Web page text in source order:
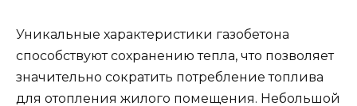
Уникальные характеристики газобетона
способствуют сохранению тепла, что позволяет
значительно сократить потребление топлива
для отопления жилого помещения. Небольшой